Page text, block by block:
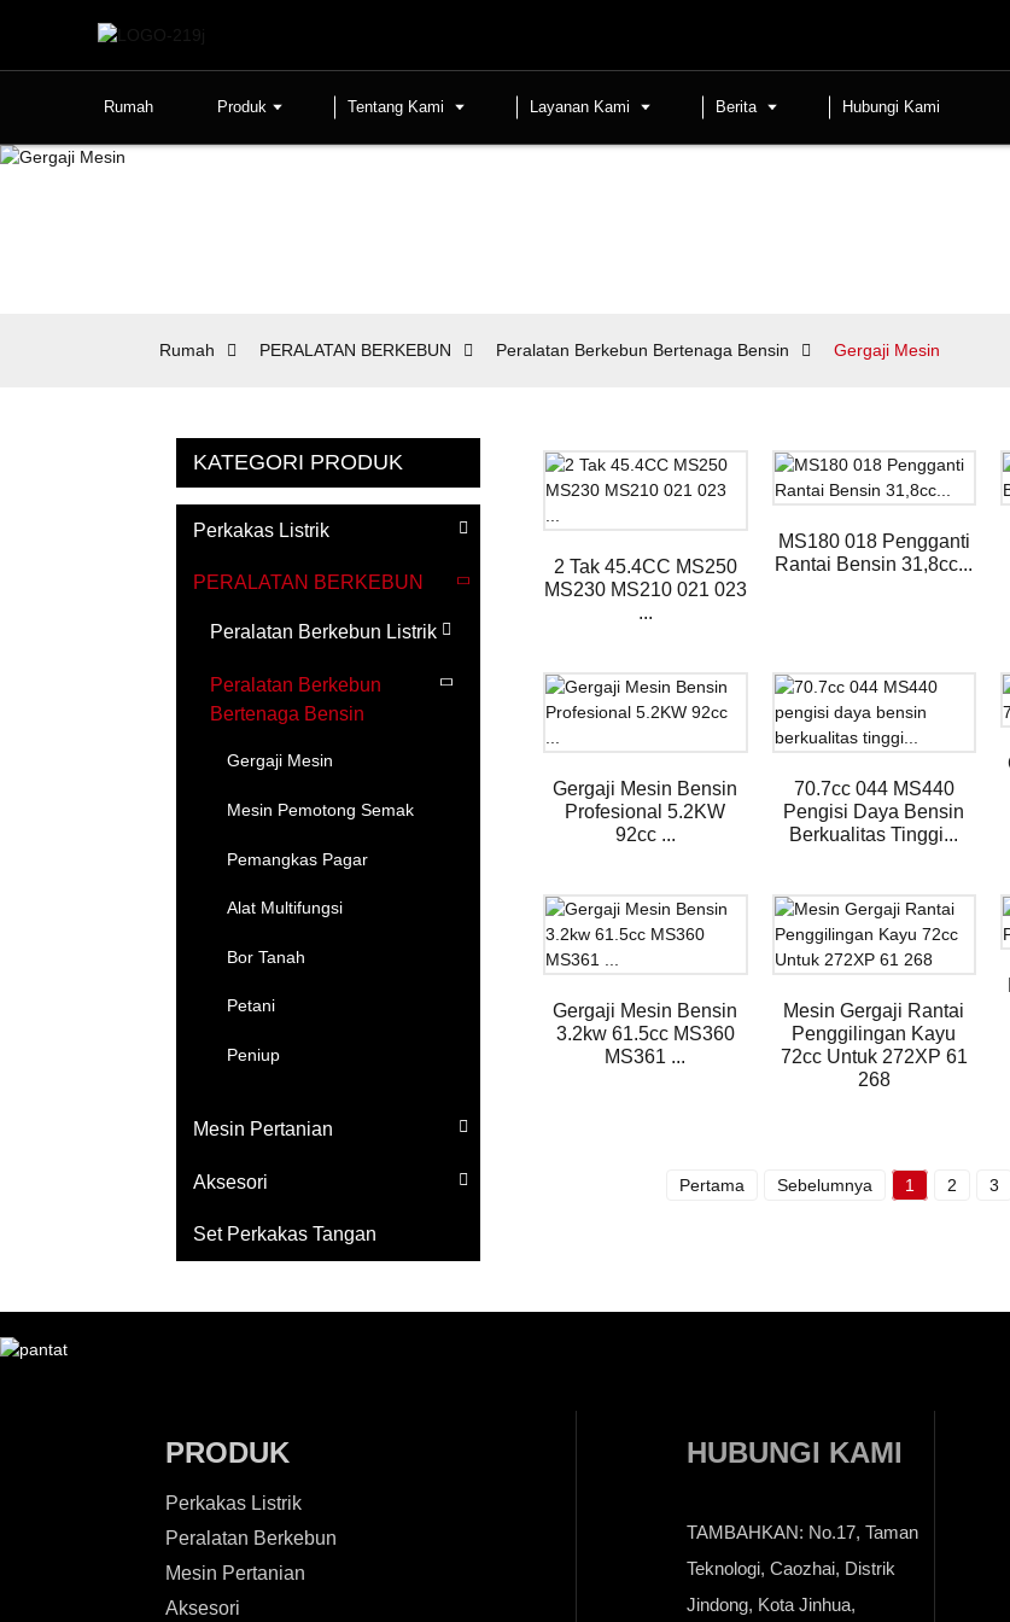
Rumah Produk Tentang Kami Layanan Kami Berita Hubungi Kami
Rumah PERALATAN BERKEBUN Peralatan Berkebun Bertenaga Bensin Gergaji Mesin
KATEGORI PRODUK
Perkakas Listrik
PERALATAN BERKEBUN
Peralatan Berkebun Listrik
Peralatan Berkebun
Bertenaga Bensin
Gergaji Mesin
Mesin Pemotong Semak
Pemangkas Pagar
Alat Multifungsi
Bor Tanah
Petani
Peniup
Mesin Pertanian
Aksesori
Set Perkakas Tangan
2 Tak 45.4CC MS250
MS230 MS210 021 023
...
MS180 018 Pengganti
Rantai Bensin 31,8cc...
Gergaji Mesin Bensin
Profesional 5.2KW
92cc ...
70.7cc 044 MS440
Pengisi Daya Bensin
Berkualitas Tinggi...
Gergaji Mesin Bensin
3.2kw 61.5cc MS360
MS361 ...
Mesin Gergaji Rantai
Penggilingan Kayu
72cc Untuk 272XP 61
268
Pertama Sebelumnya 1 2 3
PRODUK
Perkakas Listrik
Peralatan Berkebun
Mesin Pertanian
Aksesori
HUBUNGI KAMI
TAMBAHKAN: No.17, Taman
Teknologi, Caozhai, Distrik
Jindong, Kota Jinhua,